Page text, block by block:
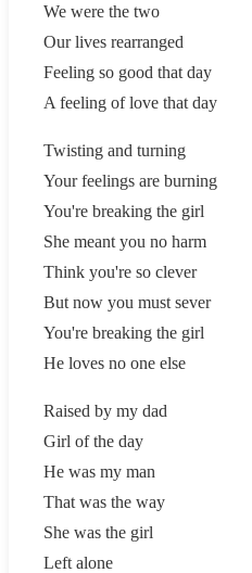
We were the two
Our lives rearranged
Feeling so good that day
A feeling of love that day
Twisting and turning
Your feelings are burning
You're breaking the girl
She meant you no harm
Think you're so clever
But now you must sever
You're breaking the girl
He loves no one else
Raised by my dad
Girl of the day
He was my man
That was the way
She was the girl
Left alone